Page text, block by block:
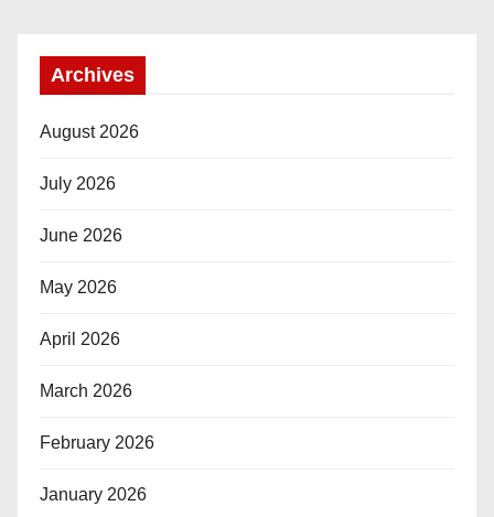
Archives
August 2026
July 2026
June 2026
May 2026
April 2026
March 2026
February 2026
January 2026